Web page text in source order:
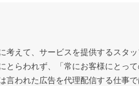
考えて、サービスを提供するスタ
とらわれず、「常にお客様にとっ
言われた広告を代理配信する仕事